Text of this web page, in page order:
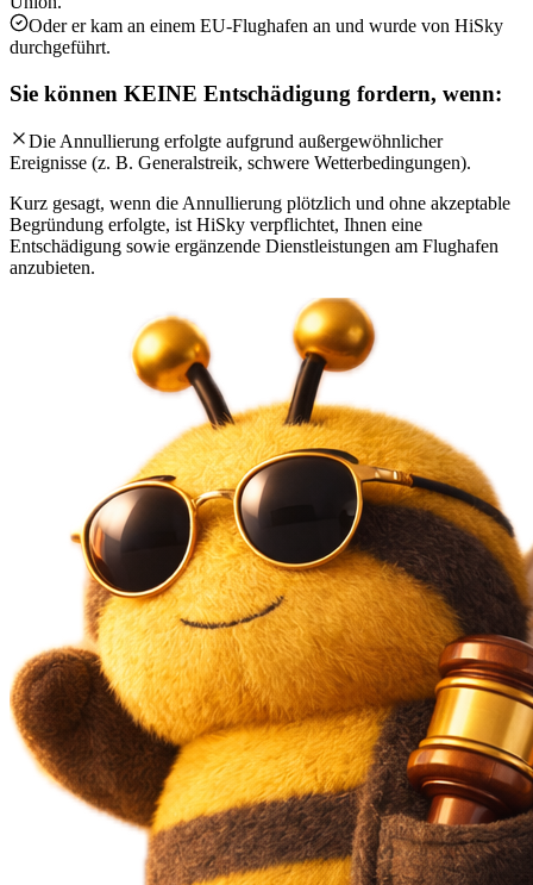
Oder er kam an einem EU-Flughafen an und wurde von HiSky
durchgeführt.
Sie können KEINE Entschädigung fordern, wenn:
Die Annullierung erfolgte aufgrund außergewöhnlicher
Ereignisse (z. B. Generalstreik, schwere Wetterbedingungen).
Kurz gesagt, wenn die Annullierung plötzlich und ohne akzeptable
Begründung erfolgte, ist HiSky verpflichtet, Ihnen eine
Entschädigung sowie ergänzende Dienstleistungen am Flughafen
anzubieten.